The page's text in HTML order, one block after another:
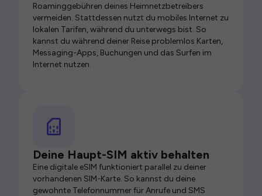
Roaminggebühren deines Heimnetzbetreibers
vermeiden. Stattdessen nutzt du mobiles Internet zu
lokalen Tarifen, während du unterwegs bist. So
kannst du während deiner Reise problemlos Karten,
Messaging-Apps, Buchungen und das Surfen im
Internet nutzen.
Deine Haupt-SIM aktiv behalten
Eine digitale eSIM funktioniert parallel zu deiner
vorhandenen SIM-Karte. So kannst du deine
gewohnte Telefonnummer für Anrufe und SMS